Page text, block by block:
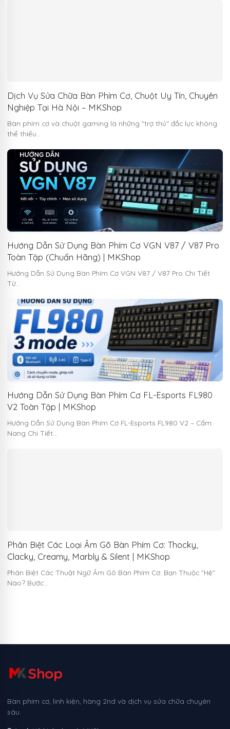
Dịch Vụ Sửa Chữa Bàn Phím Cơ, Chuột Uy Tín, Chuyên
Nghiệp Tại Hà Nội – MKShop
Bàn phím cơ và chuột gaming là những "trợ thủ" đắc lực không
thể thiếu…
Hướng Dẫn Sử Dụng Bàn Phím Cơ VGN V87 / V87 Pro
Toàn Tập (Chuẩn Hãng) | MKShop
Hướng Dẫn Sử Dụng Bàn Phím Cơ VGN V87 / V87 Pro Chi Tiết
Từ…
Hướng Dẫn Sử Dụng Bàn Phím Cơ FL-Esports FL980
V2 Toàn Tập | MKShop
Hướng Dẫn Sử Dụng Bàn Phím Cơ FL-Esports FL980 V2 – Cẩm
Nang Chi Tiết…
Phân Biệt Các Loại Âm Gõ Bàn Phím Cơ: Thocky,
Clacky, Creamy, Marbly & Silent | MKShop
Phân Biệt Các Thuật Ngữ Âm Gõ Bàn Phím Cơ: Bạn Thuộc "Hệ"
Nào? Bước…
Shop
Bàn phím cơ, linh kiện, hàng 2nd và dịch vụ sửa chữa chuyên
sâu.